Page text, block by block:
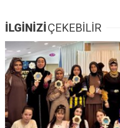
İLGİNİZİ ÇEKEBİLİR